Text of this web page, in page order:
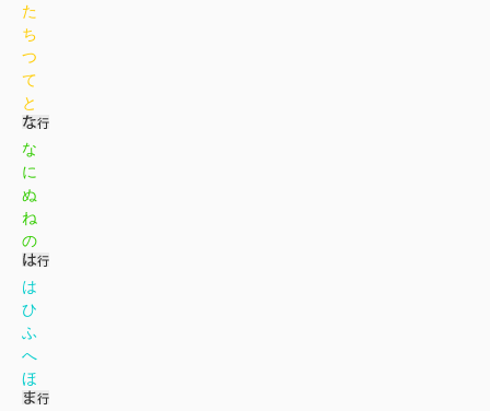
た
ち
つ
て
と
な
に
ぬ
ね
の
は
ひ
ふ
へ
ほ